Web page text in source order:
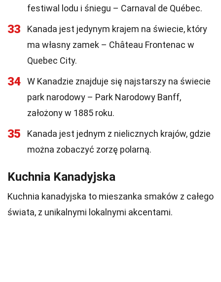
festiwal lodu i śniegu – Carnaval de Québec.
33
Kanada jest jedynym krajem na świecie, który
ma własny zamek – Château Frontenac w
Quebec City.
34
W Kanadzie znajduje się najstarszy na świecie
park narodowy – Park Narodowy Banff,
założony w 1885 roku.
35
Kanada jest jednym z nielicznych krajów, gdzie
można zobaczyć zorzę polarną.
Kuchnia Kanadyjska
Kuchnia kanadyjska to mieszanka smaków z całego
świata, z unikalnymi lokalnymi akcentami.